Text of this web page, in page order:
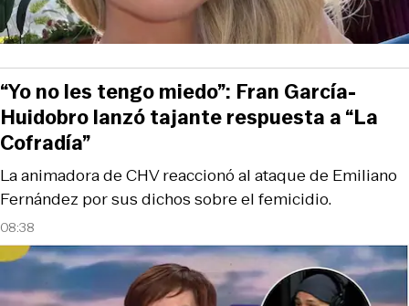
08:38
La animadora de CHV reaccionó al ataque de Emiliano
Fernández por sus dichos sobre el femicidio.
“Yo no les tengo miedo”: Fran García-
Huidobro lanzó tajante respuesta a “La
Cofradía”